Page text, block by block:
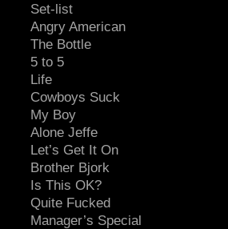
Set-list
Angry American
The Bottle
5 to 5
Life
Cowboys Suck
My Boy
Alone Jeffe
Let’s Get It On
Brother Bjork
Is This OK?
Quite Fucked
Manager’s Special